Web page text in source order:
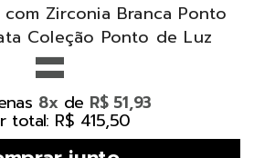
Zirconia Branca Ponto
Coleção Ponto de Luz
=
8x de R$ 51,93
total: R$ 415,50